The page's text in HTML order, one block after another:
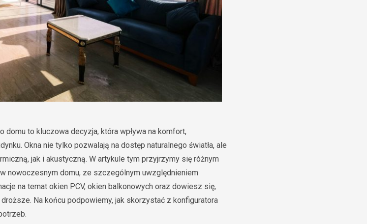
to kluczowa decyzja, która wpływa na komfort,
Okna nie tylko pozwalają na dostęp naturalnego światła, ale
jak i akustyczną. W artykule tym przyjrzymy się różnym
nowoczesnym domu, ze szczególnym uwzględnieniem
na temat okien PCV, okien balkonowych oraz dowiesz się,
Na końcu podpowiemy, jak skorzystać z konfiguratora